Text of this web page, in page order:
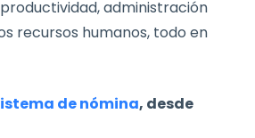
administración
recursos humanos, todo en
de nómina, desde